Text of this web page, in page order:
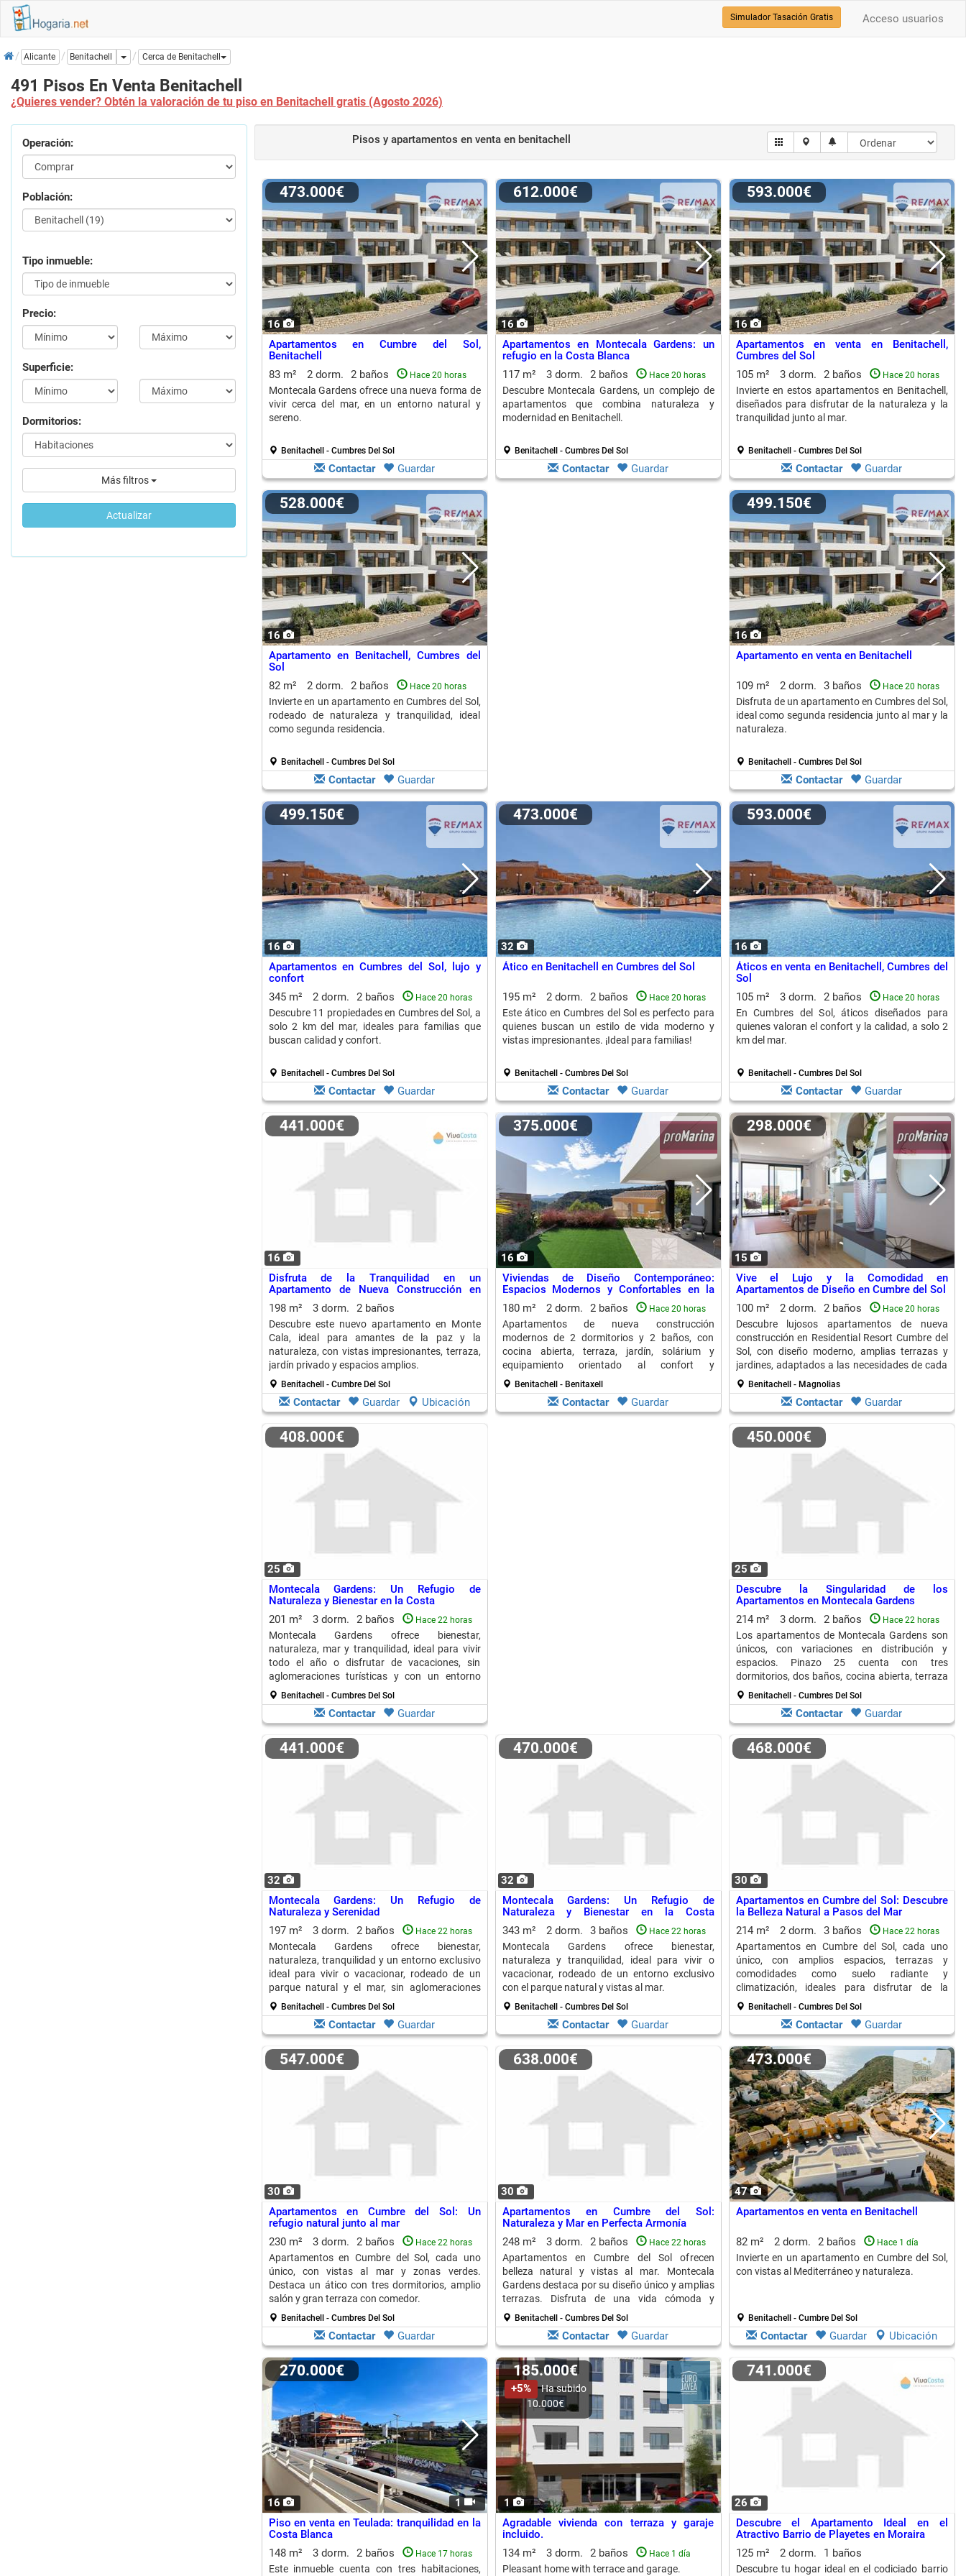
Acceso usuarios
Simulador Tasación Gratis
InicioAlicante Benitachell Dropdown
Cerca de Benitachell
491 Pisos En Venta Benitachell
¿Quieres vender? Obtén la valoración de tu piso en Benitachell gratis (Agosto 2026)
Operación:
Población:
Tipo inmueble:
Precio:
Superficie:
Dormitorios:
Más filtros
Actualizar
Pisos y apartamentos en venta en benitachell
16
473.000€
Apartamentos en Cumbre del Sol,
Benitachell
83 m²
2 dorm. 2 baños Hace 20 horas
Montecala Gardens ofrece una nueva forma de
vivir cerca del mar, en un entorno natural y
sereno.
Benitachell - Cumbres Del Sol
Contactar Guardar
16
612.000€
Apartamentos en Montecala Gardens: un
refugio en la Costa Blanca
117 m²
3 dorm. 2 baños Hace 20 horas
Descubre Montecala Gardens, un complejo de
apartamentos que combina naturaleza y
modernidad en Benitachell.
Benitachell - Cumbres Del Sol
Contactar Guardar
16
593.000€
Apartamentos en venta en Benitachell,
Cumbres del Sol
105 m²
3 dorm. 2 baños Hace 20 horas
Invierte en estos apartamentos en Benitachell,
diseñados para disfrutar de la naturaleza y la
tranquilidad junto al mar.
Benitachell - Cumbres Del Sol
Contactar Guardar
16
528.000€
Apartamento en Benitachell, Cumbres del
Sol
82 m²
2 dorm. 2 baños Hace 20 horas
Invierte en un apartamento en Cumbres del Sol,
rodeado de naturaleza y tranquilidad, ideal
como segunda residencia.
Benitachell - Cumbres Del Sol
Contactar Guardar
16
499.150€
Apartamento en venta en Benitachell
109 m² 2 dorm. 3 baños Hace 20 horas
Disfruta de un apartamento en Cumbres del Sol,
ideal como segunda residencia junto al mar y la
naturaleza.
Benitachell - Cumbres Del Sol
Contactar Guardar
16
499.150€
Apartamentos en Cumbres del Sol, lujo y
confort
345 m²
2 dorm. 2 baños Hace 20 horas
Descubre 11 propiedades en Cumbres del Sol, a
solo 2 km del mar, ideales para familias que
buscan calidad y confort.
Benitachell - Cumbres Del Sol
Contactar Guardar
32
473.000€
Ático en Benitachell en Cumbres del Sol
195 m² 2 dorm. 2 baños Hace 20 horas
Este ático en Cumbres del Sol es perfecto para
quienes buscan un estilo de vida moderno y
vistas impresionantes. ¡Ideal para familias!
Benitachell - Cumbres Del Sol
Contactar Guardar
16
593.000€
Áticos en venta en Benitachell, Cumbres del
Sol
105 m²
3 dorm. 2 baños Hace 20 horas
En Cumbres del Sol, áticos diseñados para
quienes valoran el confort y la calidad, a solo 2
km del mar.
Benitachell - Cumbres Del Sol
Contactar Guardar
16
441.000€
Disfruta de la Tranquilidad en un
Apartamento de Nueva Construcción en
Monte Cala
198 m² 3 dorm. 2 baños
Descubre este nuevo apartamento en Monte
Cala, ideal para amantes de la paz y la
naturaleza, con vistas impresionantes, terraza,
jardín privado y espacios amplios.
Benitachell - Cumbre Del Sol
Contactar Guardar Ubicación
16
375.000€
Viviendas de Diseño Contemporáneo:
Espacios Modernos y Confortables en la
Costa
180 m² 2 dorm. 2 baños Hace 20 horas
Apartamentos de nueva construcción
modernos de 2 dormitorios y 2 baños, con
cocina abierta, terraza, jardín, solárium y
equipamiento orientado al confort y
aprovechamiento de la luz mediterránea.
Benitachell - Benitaxell
Contactar Guardar
15
298.000€
Vive el Lujo y la Comodidad en
Apartamentos de Diseño en Cumbre del Sol
100 m²
2 dorm. 2 baños Hace 20 horas
Descubre lujosos apartamentos de nueva
construcción en Residential Resort Cumbre del
Sol, con diseño moderno, amplias terrazas y
jardines, adaptados a las necesidades de cada
familia.
Benitachell - Magnolias
Contactar Guardar
25
408.000€
Montecala Gardens: Un Refugio de
Naturaleza y Bienestar en la Costa
201 m²
3 dorm. 2 baños Hace 22 horas
Montecala Gardens ofrece bienestar,
naturaleza, mar y tranquilidad, ideal para vivir
todo el año o disfrutar de vacaciones, sin
aglomeraciones turísticas y con un entorno
exclusivo.
Benitachell - Cumbres Del Sol
Contactar Guardar
25
450.000€
Descubre la Singularidad de los
Apartamentos en Montecala Gardens
214 m²
3 dorm. 2 baños Hace 22 horas
Los apartamentos de Montecala Gardens son
únicos, con variaciones en distribución y
espacios. Pinazo 25 cuenta con tres
dormitorios, dos baños, cocina abierta, terraza
y jardín, todo con climatización eficiente.
Benitachell - Cumbres Del Sol
Contactar Guardar
32
441.000€
Montecala Gardens: Un Refugio de
Naturaleza y Serenidad
197 m²
3 dorm. 2 baños Hace 22 horas
Montecala Gardens ofrece bienestar,
naturaleza, tranquilidad y un entorno exclusivo
ideal para vivir o vacacionar, rodeado de un
parque natural y el mar, sin aglomeraciones
turísticas.
Benitachell - Cumbres Del Sol
Contactar Guardar
32
470.000€
Montecala Gardens: Un Refugio de
Naturaleza y Bienestar en la Costa
Valenciana
343 m² 2 dorm. 3 baños Hace 22 horas
Montecala Gardens ofrece bienestar,
naturaleza y tranquilidad, ideal para vivir o
vacacionar, rodeado de un entorno exclusivo
con el parque natural y vistas al mar.
Benitachell - Cumbres Del Sol
Contactar Guardar
30
468.000€
Apartamentos en Cumbre del Sol: Descubre
la Belleza Natural a Pasos del Mar
214 m²
2 dorm. 3 baños Hace 22 horas
Apartamentos en Cumbre del Sol, cada uno
único, con amplios espacios, terrazas y
comodidades como suelo radiante y
climatización, ideales para disfrutar de la
belleza natural junto al mar.
Benitachell - Cumbres Del Sol
Contactar Guardar
30
547.000€
Apartamentos en Cumbre del Sol: Un
refugio natural junto al mar
230 m²
3 dorm. 2 baños Hace 22 horas
Apartamentos en Cumbre del Sol, cada uno
único, con vistas al mar y zonas verdes.
Destaca un ático con tres dormitorios, amplio
salón y gran terraza con comedor.
Benitachell - Cumbres Del Sol
Contactar Guardar
30
638.000€
Apartamentos en Cumbre del Sol:
Naturaleza y Mar en Perfecta Armonía
248 m²
3 dorm. 2 baños Hace 22 horas
Apartamentos en Cumbre del Sol ofrecen
belleza natural y vistas al mar. Montecala
Gardens destaca por su diseño único y amplias
terrazas. Disfruta de una vida cómoda y
placentera.
Benitachell - Cumbres Del Sol
Contactar Guardar
47
473.000€
Apartamentos en venta en Benitachell
82 m² 2 dorm. 2 baños Hace 1 día
Invierte en un apartamento en Cumbre del Sol,
con vistas al Mediterráneo y naturaleza.
Benitachell - Cumbre Del Sol
Contactar Guardar Ubicación
16 1
270.000€
Piso en venta en Teulada: tranquilidad en la
Costa Blanca
148 m²
3 dorm. 2 baños Hace 17 horas
Este inmueble cuenta con tres habitaciones,
1
185.000€
+5%
Ha subido
10.000€
Agradable vivienda con terraza y garaje
incluido.
134 m²
3 dorm. 2 baños Hace 1 día
Pleasant home with terrace and garage.
26
741.000€
Descubre el Apartamento Ideal en el
Atractivo Barrio de Playetes en Moraira
125 m²
2 dorm. 1 baños
Descubre tu hogar ideal en el codiciado barrio